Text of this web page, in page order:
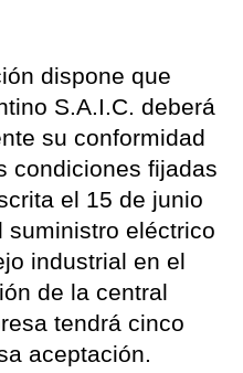
dispone que
S.A.I.C. deberá
su conformidad
condiciones fijadas
el 15 de junio
suministro eléctrico
industrial en el
de la central
tendrá cinco
aceptación.